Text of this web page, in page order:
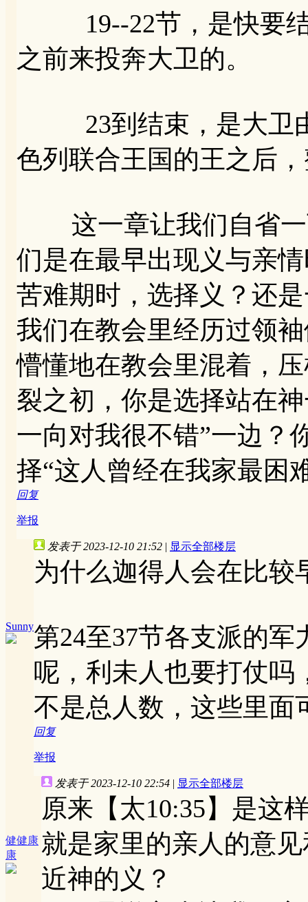
19--22节，是快要结
之前来投奔大卫的。
23到结束，是大卫由
色列联合王国的王之后
这一章让我们自省一
们是在最早出现义与亲
苦难期时，选择义？还
我们在教会里经历过领
懵懂地在教会里混着，
裂之初，你是选择站在
一向对我很不错”一边？
择“这人曾经在我家最困
回复
举报
Sunny
发表于 2023-12-10 21:52 | 显示全部楼层
为什么迦得人会在比较
第24至37节各支派的
呢，利未人也要打仗吗
不是总人数，这些里面
回复
举报
健健康
康
发表于 2023-12-10 22:54 | 显示全部楼层
原来【太10:35】是这
就是家里的亲人的意
近神的义？